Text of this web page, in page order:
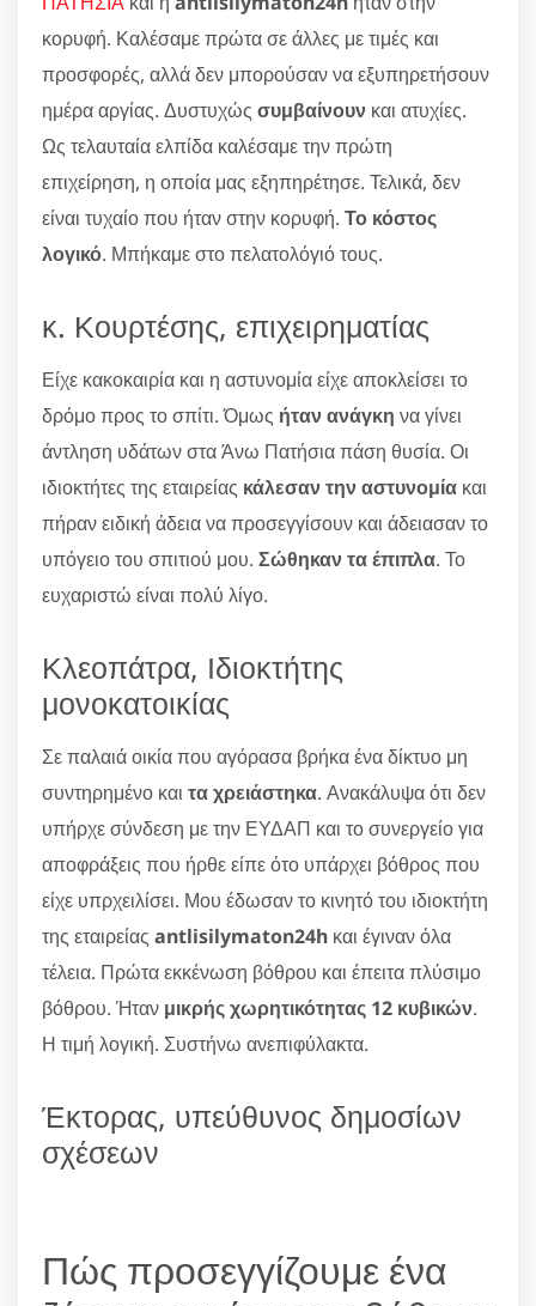
κορυφή. Καλέσαμε πρώτα σε άλλες με τιμές και
προσφορές, αλλά δεν μπορούσαν να εξυπηρετήσουν
ημέρα αργίας. Δυστυχώς συμβαίνουν και ατυχίες.
Ως τελαυταία ελπίδα καλέσαμε την πρώτη
επιχείρηση, η οποία μας εξηπηρέτησε. Τελικά, δεν
είναι τυχαίο που ήταν στην κορυφή. Το κόστος
λογικό. Μπήκαμε στο πελατολόγιό τους.
κ. Κουρτέσης, επιχειρηματίας
Είχε κακοκαιρία και η αστυνομία είχε αποκλείσει το
δρόμο προς το σπίτι. Όμως ήταν ανάγκη να γίνει
άντληση υδάτων στα Άνω Πατήσια πάση θυσία. Οι
ιδιοκτήτες της εταιρείας κάλεσαν την αστυνομία και
πήραν ειδική άδεια να προσεγγίσουν και άδειασαν το
υπόγειο του σπιτιού μου. Σώθηκαν τα έπιπλα. Το
ευχαριστώ είναι πολύ λίγο.
Κλεοπάτρα, Ιδιοκτήτης
μονοκατοικίας
Σε παλαιά οικία που αγόρασα βρήκα ένα δίκτυο μη
συντηρημένο και τα χρειάστηκα. Ανακάλυψα ότι δεν
υπήρχε σύνδεση με την ΕΥΔΑΠ και το συνεργείο για
αποφράξεις που ήρθε είπε ότο υπάρχει βόθρος που
είχε υπρχειλίσει. Μου έδωσαν το κινητό του ιδιοκτήτη
της εταιρείας antlisilymaton24h και έγιναν όλα
τέλεια. Πρώτα εκκένωση βόθρου και έπειτα πλύσιμο
βόθρου. Ήταν μικρής χωρητικότητας 12 κυβικών.
Η τιμή λογική. Συστήνω ανεπιφύλακτα.
Έκτορας, υπεύθυνος δημοσίων
σχέσεων
Πώς προσεγγίζουμε ένα